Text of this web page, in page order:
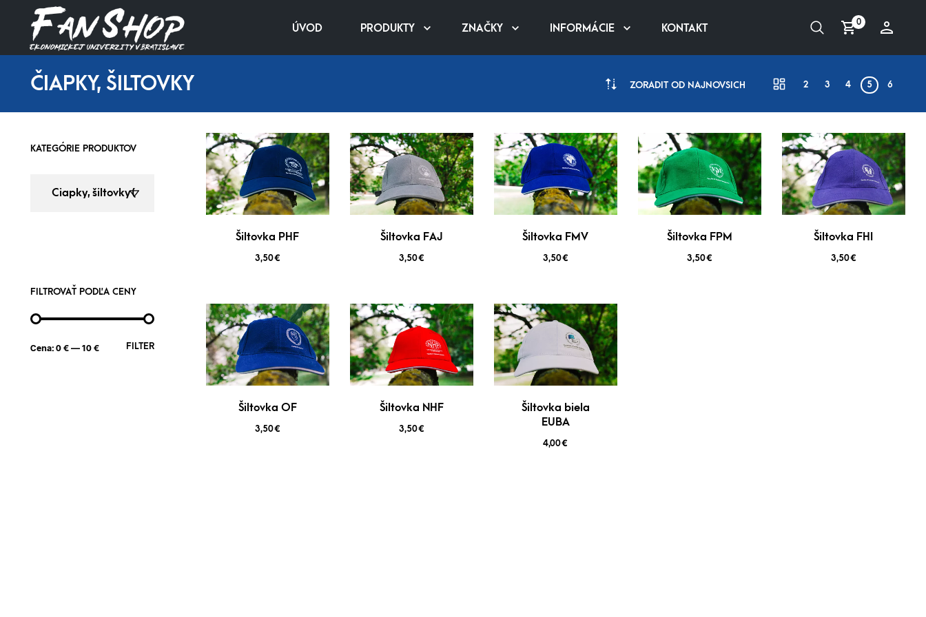
ÚVOD PRODUKTY ZNAČKY INFORMÁCIE KONTAKT 0
ČIAPKY, ŠILTOVKY ZORADIŤ OD NAJNOVŠÍCH 2 3 4 5 6
Šiltovka PHF
3,50€
Šiltovka FAJ
3,50€
Šiltovka FMV
3,50€
Šiltovka FPM
3,50€
Šiltovka FHI
3,50€
Šiltovka OF
3,50€
Šiltovka NHF
3,50€
Šiltovka biela
EUBA
4,00€
KATEGÓRIE PRODUKTOV
FILTROVAŤ PODĽA CENY
FILTER
Cena:0 €—10 €